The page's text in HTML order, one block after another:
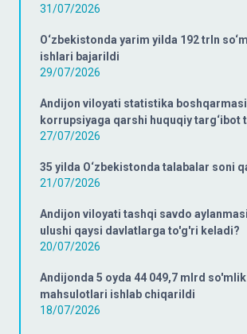
31/07/2026
O‘zbekistonda yarim yilda 192 trln
ishlari bajarildi
29/07/2026
Andijon viloyati statistika
korrupsiyaga qarshi huquqiy targ‘ibot
27/07/2026
35 yilda O‘zbekistonda talabalar soni
21/07/2026
Andijon viloyati tashqi savdo
ulushi qaysi davlatlarga to'g'ri keladi?
20/07/2026
Andijonda 5 oyda 44 049,7 mlrd
mahsulotlari ishlab chiqarildi
18/07/2026